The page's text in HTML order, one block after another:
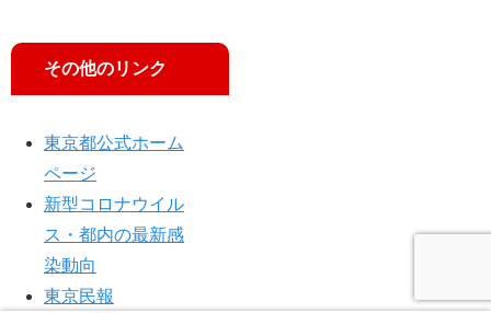
その他のリンク
東京都公式ホーム
ページ
新型コロナウイル
ス・都内の最新感
染動向
東京民報